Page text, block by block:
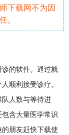
下载网不为因
。
的软件。通过就
顺利接受诊疗。
人数与等待进
含大量医学常识
朋友赶快下载使